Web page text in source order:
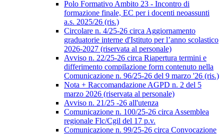
Polo Formativo Ambito 23 - Incontro di
formazione finale, EC per i docenti neoassunti
a.s. 2025/26 (ris.)
Circolare n. 4/25-26 circa Aggiornamento
graduatorie interne d'Istituto per l’anno scolastico
2026-2027 (riservata al personale)
Avviso n. 22/25-26 circa Riapertura termini e
differimento compilazione form contenuto nella
Comunicazione n. 96/25-26 del 9 marzo '26 (ris.)
Nota + Raccomandazione AGPD n. 2 del 5
marzo 2026 (riservata al personale)
Avviso n. 21/25 -26 all'utenza
Comunicazione n. 100/25-26 circa Assemblea
regionale Flc/Cgil del 17 p.v.
Comunicazione n. 99/25-26 circa Convocazione